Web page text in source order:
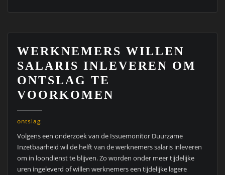
WERKNEMERS WILLEN
SALARIS INLEVEREN OM
ONTSLAG TE
VOORKOMEN
ontslag
Volgens een onderzoek van de Issuemonitor Duurzame
Inzetbaarheid wil de helft van de werknemers salaris inleveren
om in loondienst te blijven. Zo worden onder meer tijdelijke
uren ingeleverd of willen werknemers een tijdelijke lagere